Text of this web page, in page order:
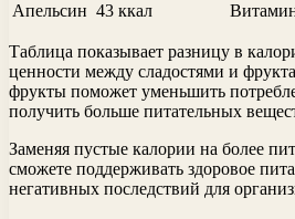
Апельсин 43 ккал
Таблица показывает разницу в
ценности между сладостями и
фрукты поможет уменьшить
получить больше питательных
Заменяя пустые калории на более
сможете поддерживать здоровое
негативных последствий для